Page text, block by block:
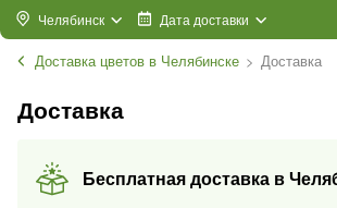
Челябинск Дата доставки
Доставка цветов в Челябинске Доставка
Доставка
Бесплатная доставка в